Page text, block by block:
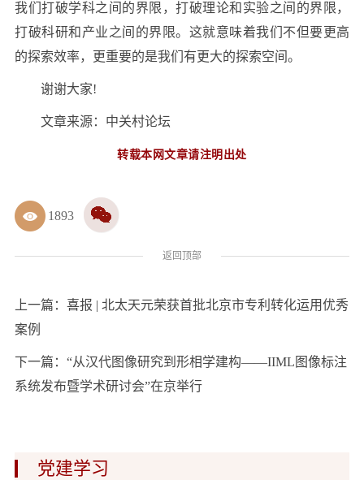
1893
我们打破学科之间的界限，打破理论和实验之间的界限，
打破科研和产业之间的界限。这就意味着我们不但要更高
的探索效率，更重要的是我们有更大的探索空间。
谢谢大家!
文章来源：中关村论坛
转载本网文章请注明出处
返回顶部
上一篇： 喜报 | 北太天元荣获首批北京市专利转化运用优秀
案例
下一篇： “从汉代图像研究到形相学建构——IIML图像标注
系统发布暨学术研讨会”在京举行
党建学习